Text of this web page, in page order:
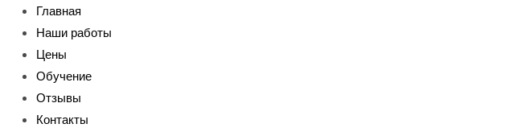
Перейти
содержимому
Главная
Наши работы
Цены
Обучение
Отзывы
Контакты